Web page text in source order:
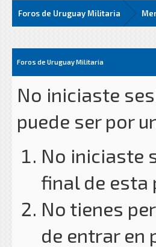
Foros de Uruguay Militaria
Foros de Uruguay Militaria
No iniciaste
puede ser por
No iniciaste
final de esta
No tienes
de entrar en